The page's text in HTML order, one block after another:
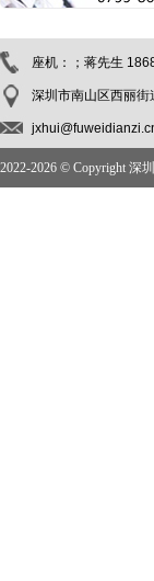
座机：；蒋先生
深圳市南山区西丽
2022-2026 © Copyright 深